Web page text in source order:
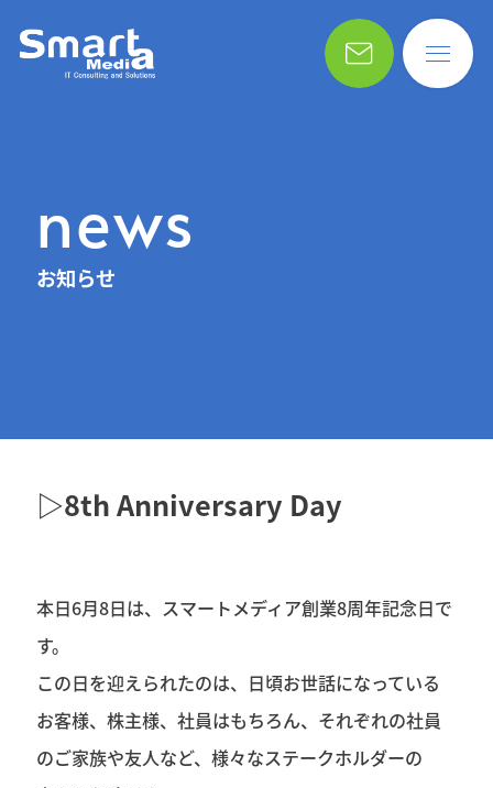
news
お知らせ
▷8th Anniversary Day
本日6月8日は、スマートメディア創業8周年記念日で
す。
この日を迎えられたのは、日頃お世話になっている
お客様、株主様、社員はもちろん、それぞれの社員
のご家族や友人など、様々なステークホルダーの